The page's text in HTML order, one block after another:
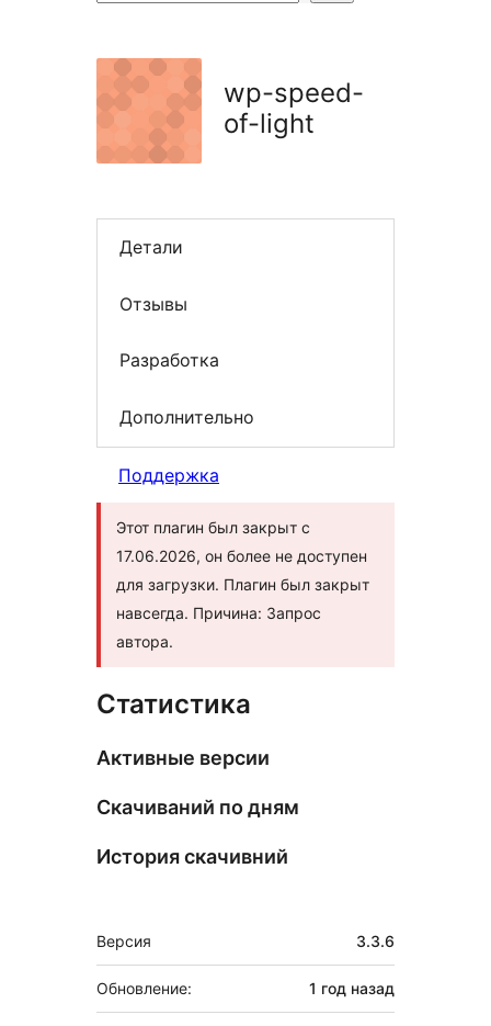
wp-speed-
of-light
Детали
Отзывы
Разработка
Дополнительно
Поддержка
Этот плагин был закрыт с
17.06.2026, он более не доступен
для загрузки. Плагин был закрыт
навсегда. Причина: Запрос
автора.
Статистика
Активные версии
Скачиваний по дням
История скачивний
Мета
Версия 3.3.6
Обновление: 1 год назад